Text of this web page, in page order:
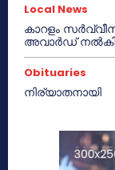
Local News
കാറളം
അവാർഡ് നൽകി
Obituaries
നിര്യാതനായി